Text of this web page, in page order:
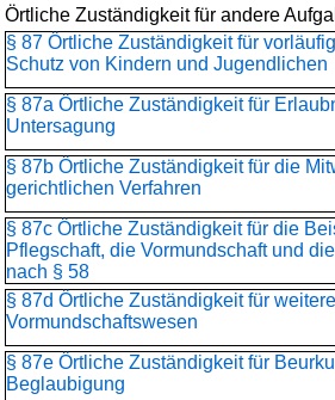
Örtliche Zuständigkeit für andere
§ 87 Örtliche Zuständigkeit für
Schutz von Kindern und Jugendlichen
§ 87a Örtliche Zuständigkeit für
Untersagung
§ 87b Örtliche Zuständigkeit für die
gerichtlichen Verfahren
§ 87c Örtliche Zuständigkeit für die
Pflegschaft, die Vormundschaft und
nach § 58
§ 87d Örtliche Zuständigkeit für
Vormundschaftswesen
§ 87e Örtliche Zuständigkeit für
Beglaubigung